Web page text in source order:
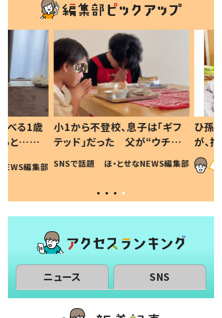
る1歳
…母
現行
編集部
小1から不登校、息子は「ギフ
テッド」だった 父が“ウチ給
食”を作り続ける理由とは #令
和の親 #令和の子
SNSで話題 ほ・とせなNEWS編集部
ひ孫
が、抱
に「涙
方ない」
ニュース SNS